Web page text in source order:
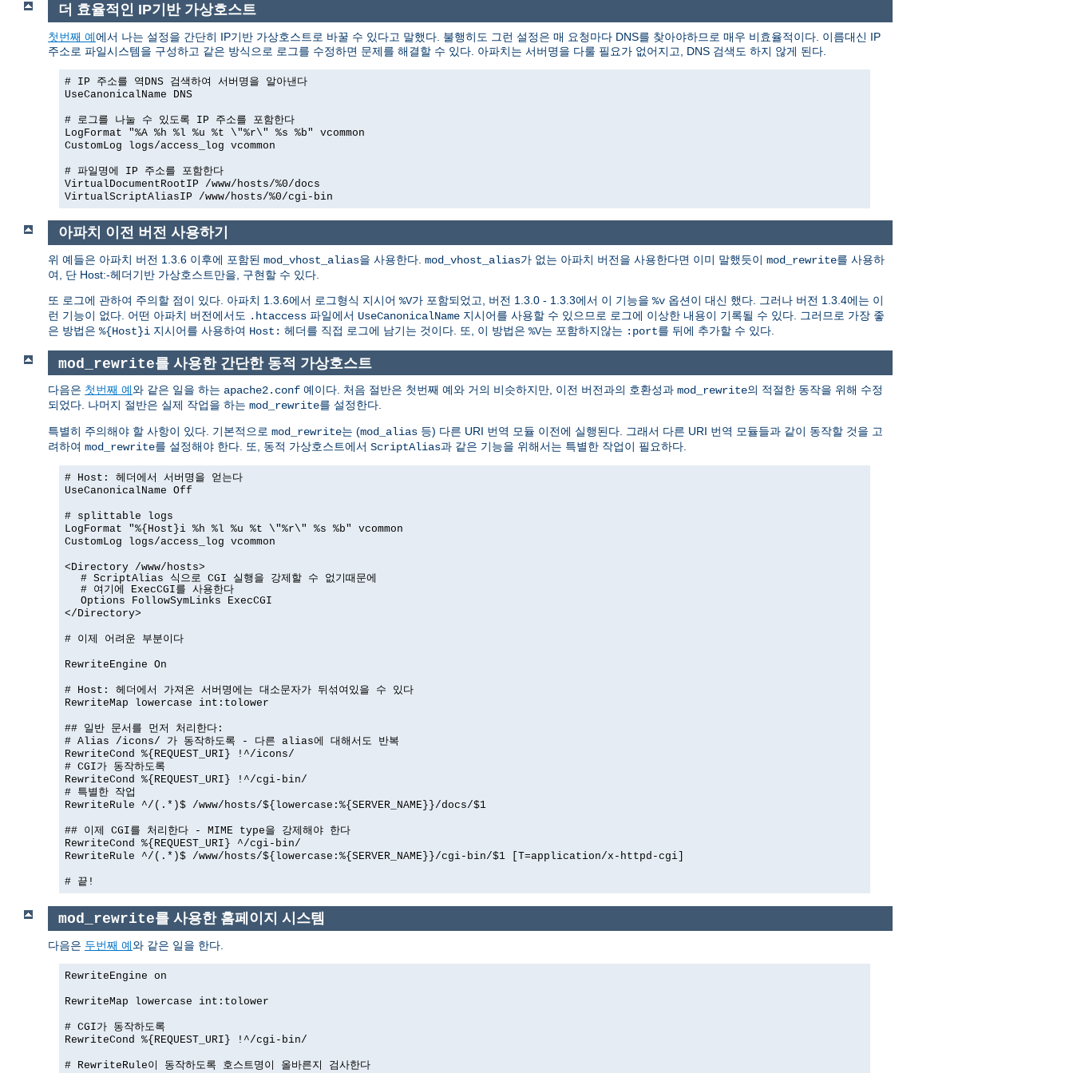
더 효율적인 IP기반 가상호스트
첫번째 예에서 나는 설정을 간단히 IP기반 가상호스트로 바꿀 수 있다고 말했다. 불행히도 그런 설정은 매 요청마다 DNS를 찾아야하므로 매우 비효율적이다. 이름대신 IP
주소로 파일시스템을 구성하고 같은 방식으로 로그를 수정하면 문제를 해결할 수 있다. 아파치는 서버명을 다룰 필요가 없어지고, DNS 검색도 하지 않게 된다.
# IP 주소를 역DNS 검색하여 서버명을 알아낸다
UseCanonicalName DNS
# 로그를 나눌 수 있도록 IP 주소를 포함한다
LogFormat "%A %h %l %u %t \"%r\" %s %b" vcommon
CustomLog logs/access_log vcommon
# 파일명에 IP 주소를 포함한다
VirtualDocumentRootIP /www/hosts/%0/docs
VirtualScriptAliasIP /www/hosts/%0/cgi-bin
아파치 이전 버전 사용하기
위 예들은 아파치 버전 1.3.6 이후에 포함된 mod_vhost_alias을 사용한다. mod_vhost_alias가 없는 아파치 버전을 사용한다면 이미 말했듯이 mod_rewrite를 사용하
여, 단 Host:-헤더기반 가상호스트만을, 구현할 수 있다.
또 로그에 관하여 주의할 점이 있다. 아파치 1.3.6에서 로그형식 지시어 %V가 포함되었고, 버전 1.3.0 - 1.3.3에서 이 기능을 %v 옵션이 대신 했다. 그러나 버전 1.3.4에는 이
런 기능이 없다. 어떤 아파치 버전에서도 .htaccess 파일에서 UseCanonicalName 지시어를 사용할 수 있으므로 로그에 이상한 내용이 기록될 수 있다. 그러므로 가장 좋
은 방법은 %{Host}i 지시어를 사용하여 Host: 헤더를 직접 로그에 남기는 것이다. 또, 이 방법은 %V는 포함하지않는 :port를 뒤에 추가할 수 있다.
mod_rewrite를 사용한 간단한 동적 가상호스트
다음은 첫번째 예와 같은 일을 하는 apache2.conf 예이다. 처음 절반은 첫번째 예와 거의 비슷하지만, 이전 버전과의 호환성과 mod_rewrite의 적절한 동작을 위해 수정
되었다. 나머지 절반은 실제 작업을 하는 mod_rewrite를 설정한다.
특별히 주의해야 할 사항이 있다. 기본적으로 mod_rewrite는 (mod_alias 등) 다른 URI 번역 모듈 이전에 실행된다. 그래서 다른 URI 번역 모듈들과 같이 동작할 것을 고
려하여 mod_rewrite를 설정해야 한다. 또, 동적 가상호스트에서 ScriptAlias과 같은 기능을 위해서는 특별한 작업이 필요하다.
# Host: 헤더에서 서버명을 얻는다
UseCanonicalName Off
# splittable logs
LogFormat "%{Host}i %h %l %u %t \"%r\" %s %b" vcommon
CustomLog logs/access_log vcommon
<Directory /www/hosts>
# ScriptAlias 식으로 CGI 실행을 강제할 수 없기때문에
# 여기에 ExecCGI를 사용한다
Options FollowSymLinks ExecCGI
</Directory>
# 이제 어려운 부분이다
RewriteEngine On
# Host: 헤더에서 가져온 서버명에는 대소문자가 뒤섞여있을 수 있다
RewriteMap lowercase int:tolower
## 일반 문서를 먼저 처리한다:
# Alias /icons/ 가 동작하도록 - 다른 alias에 대해서도 반복
RewriteCond %{REQUEST_URI} !^/icons/
# CGI가 동작하도록
RewriteCond %{REQUEST_URI} !^/cgi-bin/
# 특별한 작업
RewriteRule ^/(.*)$ /www/hosts/${lowercase:%{SERVER_NAME}}/docs/$1
## 이제 CGI를 처리한다 - MIME type을 강제해야 한다
RewriteCond %{REQUEST_URI} ^/cgi-bin/
RewriteRule ^/(.*)$ /www/hosts/${lowercase:%{SERVER_NAME}}/cgi-bin/$1 [T=application/x-httpd-cgi]
# 끝!
mod_rewrite를 사용한 홈페이지 시스템
다음은 두번째 예와 같은 일을 한다.
RewriteEngine on
RewriteMap lowercase int:tolower
# CGI가 동작하도록
RewriteCond %{REQUEST_URI} !^/cgi-bin/
# RewriteRule이 동작하도록 호스트명이 올바른지 검사한다